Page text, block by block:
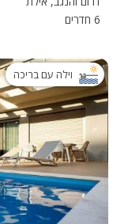
6 חדרים
וילה עם בריכה